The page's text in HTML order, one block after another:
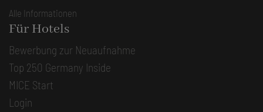
Alle Informationen
Für Hotels
Bewerbung zur Neuaufnahme
Top 250 Germany Inside
MICE Start
Login